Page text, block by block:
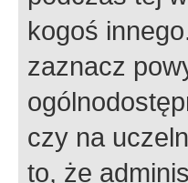
kogoś
zaznacz
czy na
to, że